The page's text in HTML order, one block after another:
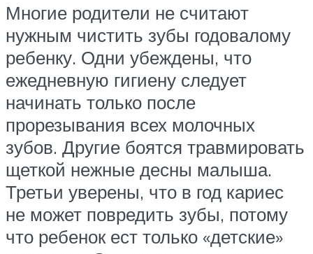
Многие родители не считают
нужным чистить зубы годовалому
ребенку. Одни убеждены, что
ежедневную гигиену следует
начинать только после
прорезывания всех молочных
зубов. Другие боятся травмировать
щеткой нежные десны малыша.
Третьи уверены, что в год кариес
не может повредить зубы, потому
что ребенок ест только «детские»